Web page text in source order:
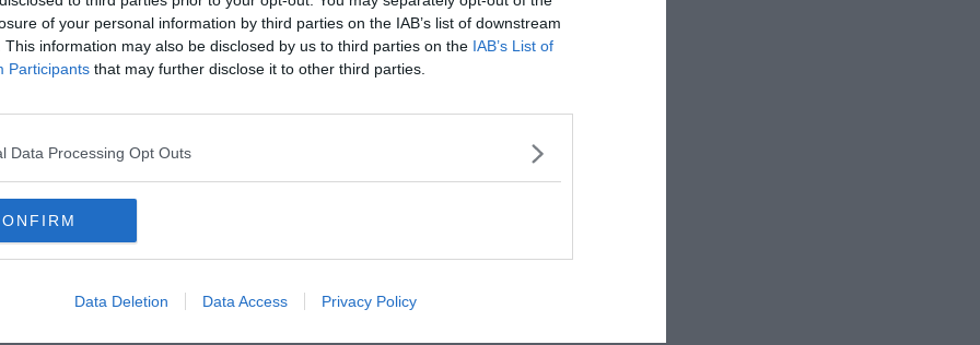
of your personal information by third parties on the IAB’s list of downstream
This information may also be disclosed by us to third parties on the IAB’s List of
Participants that may further disclose it to other third parties.
Data Processing Opt Outs
Data Deletion Data Access Privacy Policy
ingresso libero, previa registrazione, e si conferma come un
giovani, in una città che continua a essere laboratorio di idee
iscriviti alla
nella tua casella di posta.